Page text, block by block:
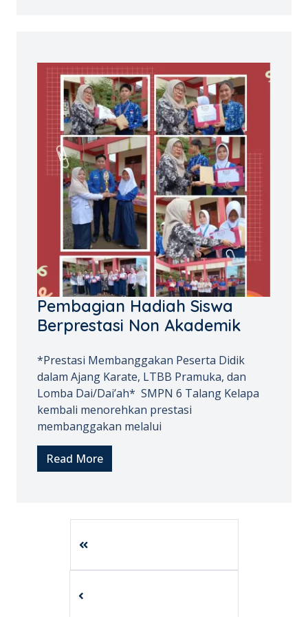
Pembagian Hadiah Siswa
Berprestasi Non Akademik
*Prestasi Membanggakan Peserta Didik
dalam Ajang Karate, LTBB Pramuka, dan
Lomba Dai/Dai’ah* SMPN 6 Talang Kelapa
kembali menorehkan prestasi
membanggakan melalui
Read More